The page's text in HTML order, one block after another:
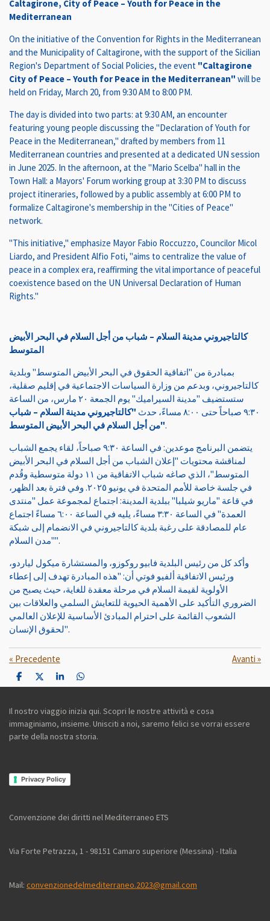
Caltagirone, City of Peace – Youth for Peace in the
Mediterranean
On the initiative of the Convention for Rights in the Mediterranean
and the Municipality of Caltagirone, with the support of the Sicilian
Region's Department of Social Policies, the event "Caltagirone
City of Peace – Youth for Peace in the Mediterranean" will be
held on Friday, March 20, from 9:30 AM to 8:00 PM.
The day is divided into two parts: at 9:30 AM, an encounter
featuring young people discussing the "Declaration of Youth for
Peace in the Mediterranean," drafted by members from 11
Mediterranean countries and presented at a dedicated UN session
in June 2025. In the afternoon, at the "Mario Scelba" hall in the
Town Hall: a Mayors' Forum working group at 3:30 PM to discuss
project itineraries, followed by a public assembly at 6:00 PM to
formalize Caltagirone's membership in the "Cities of Peace"
network.
"This initiative," emphasize Mayor Fabio Roccuzzo, Councilor Micol
Liardo, and President Alfio Foti, "aims to centralize the value of
peace in a complex era, reaffirming the vital importance of peaceful
coexistence based on the UN Universal Declaration of Human
Rights."
كالتاجيروني مدينة السلام – شباب من أجل السلام في البحر الأبيض
المتوسط
بمبادرة من "اتفاقية الحقوق في البحر الأبيض المتوسط" وبلدية
كالتاجيروني، وبدعم من وزارة السياسات الاجتماعية في إقليم صقلية،
ستستضيف "مدينة السيراميك" يوم الجمعة ٢٠ مارس، من الساعة
٩:٣٠ صباحاً حتى ٨:٠٠ مساءً، حدث
"كالتاجيروني مدينة السلام – شباب
من أجل السلام في البحر الأبيض المتوسط".
يتضمن البرنامج موعدين: في الساعة ٩:٣٠ صباحاً، لقاء يجمع الشباب
لمناقشة محتويات "إعلان الشباب من أجل السلام في البحر الأبيض
المتوسط"، الذي صاغه شباب الاتفاقية من ١١ دولة متوسطية وقُدم
في جلسة خاصة للأمم المتحدة في يونيو ٢٠٢٥. وفي فترة بعد الظهر،
في قاعة "ماريو شيلبا" ببلدية المدينة: اجتماع لمجموعة عمل "منتدى
العمدة" في الساعة ٣:٣٠ مساءً، يليه في الساعة ٦:٠٠ مساءً اجتماع
عام للمصادقة على رغبة بلدية كالتاجيروني في الانضمام إلى شبكة
"مدن السلام".
وأكد كل من رئيس البلدية فابيو روكوزو، والمستشارة ميكول لياردو،
ورئيس الاتفاقية ألفيو فوتي أن: "هذه المبادرة تهدف إلى إعطاء
الأولوية لقيمة السلام في مرحلة معقدة للغاية، حيث يصبح من
الضروري التأكيد على الأهمية الحيوية للتعايش السلمي والعلاقات بين
الشعوب القائمة على احترام المبادئ الأساسية للإعلان العالمي
لحقوق الإنسان".
« Precedente Avanti »
C
o
i
v
i
C
o
v
i
C
o
d
i
v
i
C
o
d
i
v
i
Il nostro viaggio inizia qui. Scopri le nostre attività e cosa
immaginiamo, insieme. Unisciti a noi, saremo felici se vorrai essere
parte della nostra storia.
Privacy Policy
Convenzione dei diritti nel Mediterraneo ETS
Via Forte Petrazza, 1 - 98151 Camaro superiore (Messina) - Italia
Mail: convenzionedelmediterraneo.2023@gmail.com